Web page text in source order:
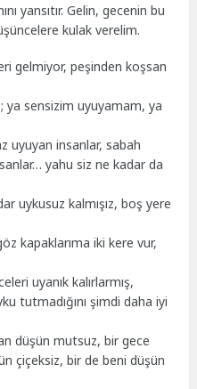
yansıtır. Gelin, gecenin bu
kulak verelim.
gelmiyor, peşinden koşsan
ya sensizim uyuyamam, ya
uyuyan insanlar, sabah
yahu siz ne kadar da
uykusuz kalmışız, boş yere
kapaklarıma iki kere vur,
uyanık kalırlarmış,
tutmadığını şimdi daha iyi
düşün mutsuz, bir gece
çiçeksiz, bir de beni düşün